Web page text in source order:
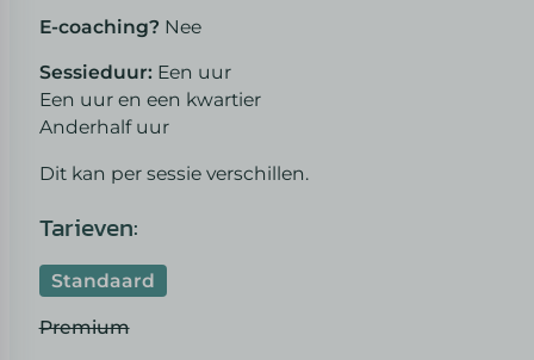
E-coaching? Nee
Sessieduur: Een uur
Een uur en een kwartier
Anderhalf uur
Dit kan per sessie verschillen.
Tarieven:
Standaard
Premium